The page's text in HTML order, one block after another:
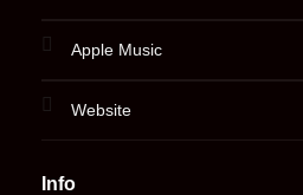
Apple Music
Website
Info